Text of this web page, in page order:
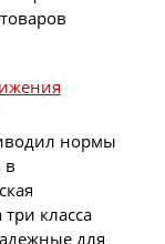
нормы
в
класса
для